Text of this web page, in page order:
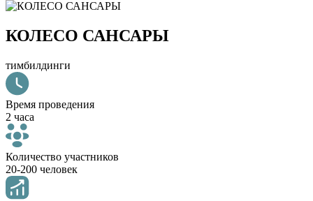
КОЛЕСО САНСАРЫ
тимбилдинги
Время проведения
2 часа
Количество участников
20-200 человек